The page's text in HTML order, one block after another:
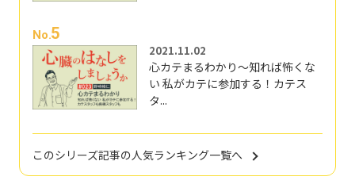
No.5
2021.11.02
心カテまるわかり～知れば怖くな
い 私がカテに参加する！カテス
タ...
このシリーズ記事の人気ランキング一覧へ